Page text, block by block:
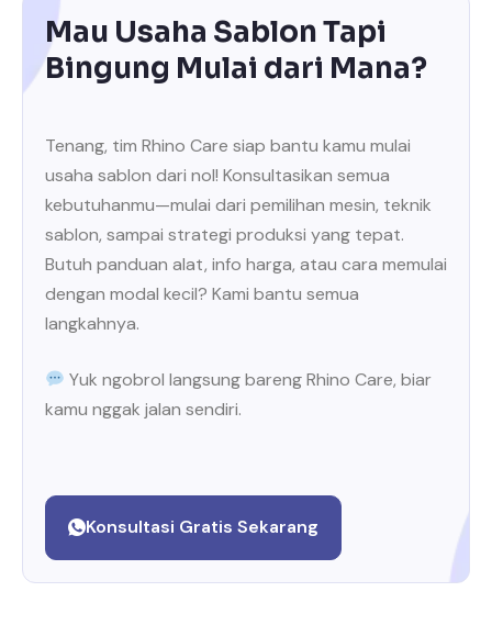
Mau Usaha Sablon Tapi
Bingung Mulai dari Mana?
Tenang, tim Rhino Care siap bantu kamu mulai
usaha sablon dari nol! Konsultasikan semua
kebutuhanmu—mulai dari pemilihan mesin, teknik
sablon, sampai strategi produksi yang tepat.
Butuh panduan alat, info harga, atau cara memulai
dengan modal kecil? Kami bantu semua
langkahnya.
Yuk ngobrol langsung bareng Rhino Care, biar
kamu nggak jalan sendiri.
Konsultasi Gratis Sekarang